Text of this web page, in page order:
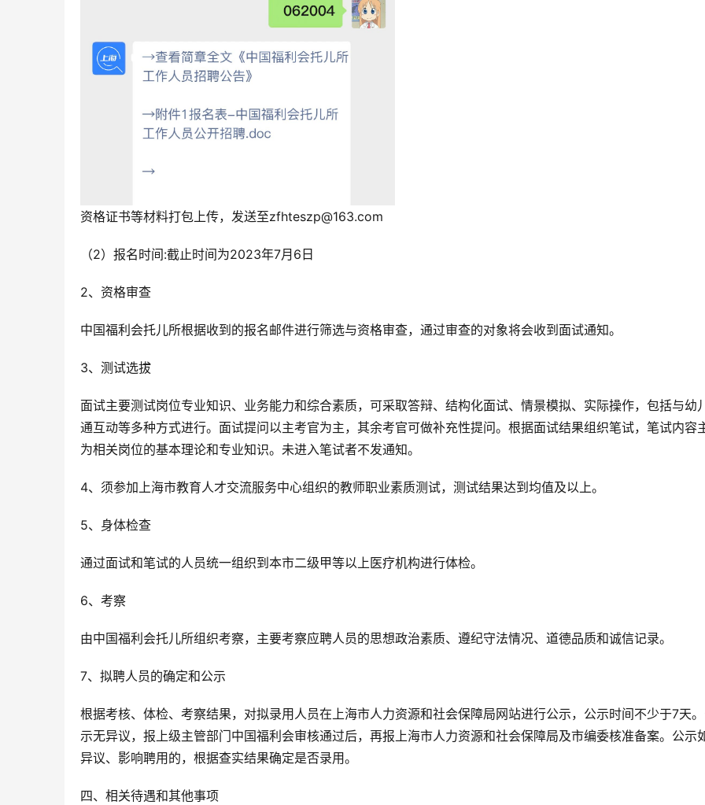
资格证书等材料打包上传，发送至zfhteszp@163.com
（2）报名时间:截止时间为2023年7月6日
2、资格审查
中国福利会托儿所根据收到的报名邮件进行筛选与资格审查，通过审查的对象将会收到面试通知。
3、测试选拔
面试主要测试岗位专业知识、业务能力和综合素质，可采取答辩、结构化面试、情景模拟、实际操作，包括与幼
通互动等多种方式进行。面试提问以主考官为主，其余考官可做补充性提问。根据面试结果组织笔试，笔试内容
为相关岗位的基本理论和专业知识。未进入笔试者不发通知。
4、须参加上海市教育人才交流服务中心组织的教师职业素质测试，测试结果达到均值及以上。
5、身体检查
通过面试和笔试的人员统一组织到本市二级甲等以上医疗机构进行体检。
6、考察
由中国福利会托儿所组织考察，主要考察应聘人员的思想政治素质、遵纪守法情况、道德品质和诚信记录。
7、拟聘人员的确定和公示
根据考核、体检、考察结果，对拟录用人员在上海市人力资源和社会保障局网站进行公示，公示时间不少于7天
示无异议，报上级主管部门中国福利会审核通过后，再报上海市人力资源和社会保障局及市编委核准备案。公示
异议、影响聘用的，根据查实结果确定是否录用。
四、相关待遇和其他事项